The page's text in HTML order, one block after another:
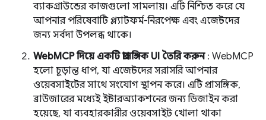
ব্যাকগ্রাউন্ডের কাজগুলো সামলায়। এটি নিশ্চিত করে যে
আপনার পরিষেবাটি প্ল্যাটফর্ম-নিরপেক্ষ এবং এজেন্টদের
জন্য সর্বদা উপলব্ধ থাকে।
WebMCP দিয়ে একটি প্রাসঙ্গিক UI তৈরি করুন: WebMCP
হলো চূড়ান্ত ধাপ, যা এজেন্টদের সরাসরি আপনার
ওয়েবসাইটের সাথে সংযোগ স্থাপন করে। এটি প্রাসঙ্গিক,
ব্রাউজারের মধ্যেই ইন্টারঅ্যাকশনের জন্য ডিজাইন করা
হয়েছে, যা ব্যবহারকারীর ওয়েবসাইট খোলা থাকা